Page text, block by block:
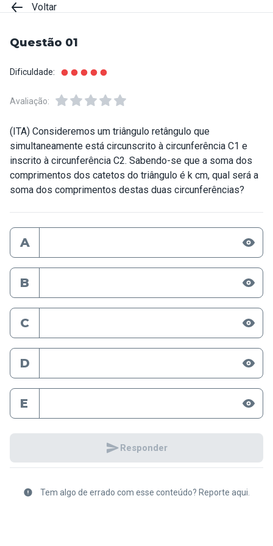
Voltar
Questão 01
Dificuldade:
Avaliação:
(ITA) Consideremos um triângulo retângulo que
simultaneamente está circunscrito à circunferência C1 e
inscrito à circunferência C2. Sabendo-se que a soma dos
comprimentos dos catetos do triângulo é k cm, qual será a
soma dos comprimentos destas duas circunferências?
A
B
C
D
E
Responder
Tem algo de errado com esse conteúdo? Reporte aqui.